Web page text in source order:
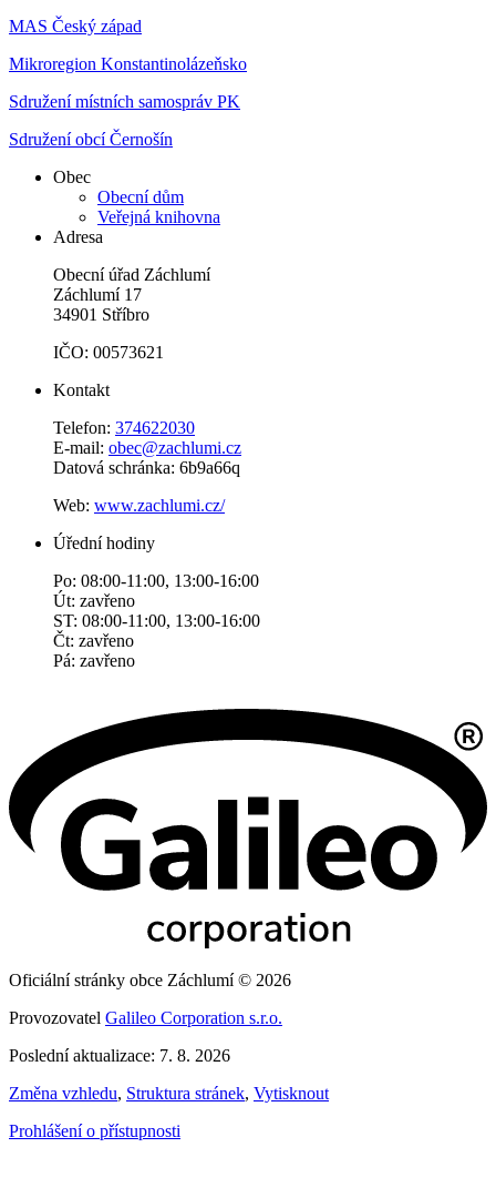
MAS Český západ
Mikroregion Konstantinolázeňsko
Sdružení místních samospráv PK
Sdružení obcí Černošín
Obec
Obecní dům
Veřejná knihovna
Adresa
Obecní úřad Záchlumí
Záchlumí 17
34901 Stříbro
IČO: 00573621
Kontakt
Telefon: 374622030
E-mail: obec@zachlumi.cz
Datová schránka: 6b9a66q
Web: www.zachlumi.cz/
Úřední hodiny
Po: 08:00-11:00, 13:00-16:00
Út: zavřeno
ST: 08:00-11:00, 13:00-16:00
Čt: zavřeno
Pá: zavřeno
Oficiální stránky obce Záchlumí © 2026
Provozovatel Galileo Corporation s.r.o.
Poslední aktualizace: 7. 8. 2026
Změna vzhledu, Struktura stránek, Vytisknout
Prohlášení o přístupnosti